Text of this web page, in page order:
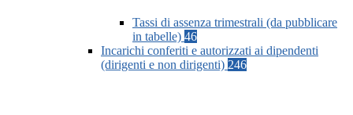
Tassi di assenza trimestrali (da pubblicare
in tabelle) 46
Incarichi conferiti e autorizzati ai dipendenti
(dirigenti e non dirigenti) 246